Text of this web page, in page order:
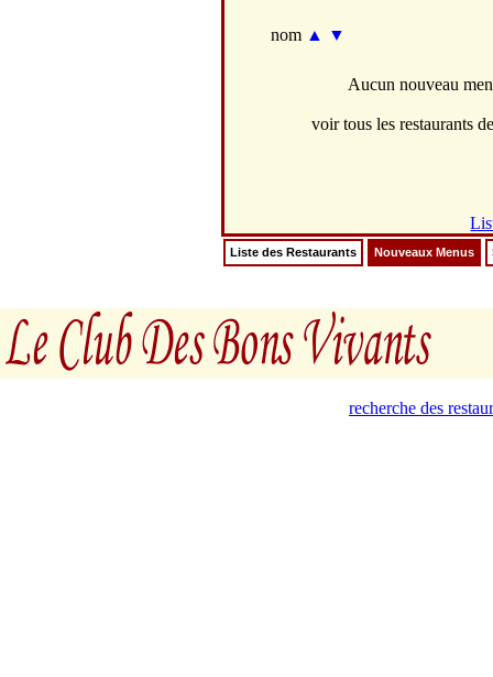
nom ▲ ▼
Aucun nouveau
voir tous les restaurants
Liste des Restaurants Nouveaux Menus
recherche des